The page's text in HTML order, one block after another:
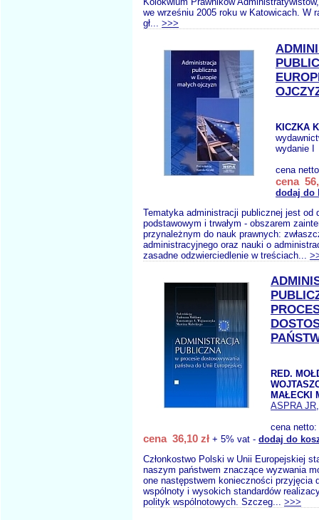
we wrześniu 2005 roku w Katowicach. W
gł... >>>
KICZKA
wydanie I
cena
cena
dodaj do
Tematyka administracji publicznej jest od
podstawowym i trwałym - obszarem
przynależnym do nauk prawnych:
administracyjnego oraz nauki o
zasadne odzwierciedlenie w treściach...
RED.
MAŁECKI
ASPRA JR
cena netto:
cena 36,10 zł + 5% vat - dodaj do
Członkostwo Polski w Unii Europejskiej
naszym państwem znaczące wyzwania
one następstwem konieczności przyjęcia
wspólnoty i wysokich standardów
polityk wspólnotowych. Szczeg... >>>